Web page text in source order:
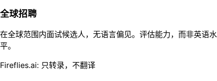
全球招聘
在全球范围内面试候选人，无语言偏见。评估能力，而非英语水
平。
Fireflies.ai: 只转录，不翻译